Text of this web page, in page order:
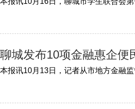
聊城发布10项金融惠企便